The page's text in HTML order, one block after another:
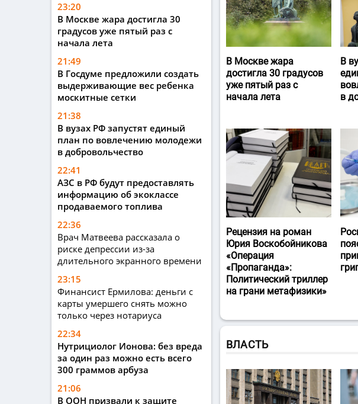
23:20
В Москве жара достигла 30
градусов уже пятый раз с
начала лета
21:49
В Госдуме предложили создать
выдерживающие вес ребенка
москитные сетки
21:38
В вузах РФ запустят единый
план по вовлечению молодежи
в добровольчество
22:41
АЗС в РФ будут предоставлять
информацию об экоклассе
продаваемого топлива
22:36
Врач Матвеева рассказала о
риске депрессии из-за
длительного экранного времени
23:15
Финансист Ермилова: деньги с
карты умершего снять можно
только через нотариуса
22:34
Нутрициолог Ионова: без вреда
за один раз можно есть всего
300 граммов арбуза
21:06
В ООН призвали к защите
В Москве жара
достигла 30 градусов
уже пятый раз с
начала лета
В
в
Рецензия на роман
Юрия Воскобойникова
«Операция
«Пропаганда»:
Политический триллер
на грани метафизики»
ВЛАСТЬ